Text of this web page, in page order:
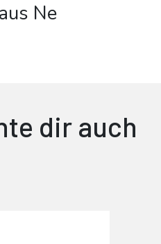
Ne
dir auch